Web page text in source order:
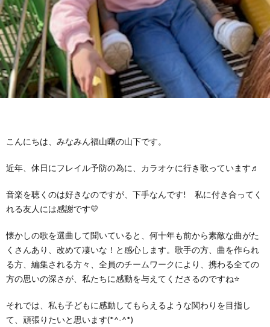
ロ
グ
ラ
ま
で
の
タ
ッ
フ
ケ
ー
ト・
己
📞
護
者
ギ
保
護
者
ー
保
護
者
ー
こんにちは、みなみん福山曙の山下です。
近年、休日にフレイル予防の為に、カラオケに行き歌っています♬
音楽を聴くのは好きなのですが、下手なんです! 私に付き合ってく
れる友人には感謝です💛
懐かしの歌を選曲して聞いていると、何十年も前から素敵な曲がた
くさんあり、改めて凄いな！と感心します。歌手の方、曲を作られ
る方、編集される方々、全員のチームワークにより、携わる全ての
方の思いの深さが、私たちに感動を与えてくださるのですね⭐
それでは、私も子どもに感動してもらえるような関わりを目指し
て、頑張りたいと思います(*^-^*)